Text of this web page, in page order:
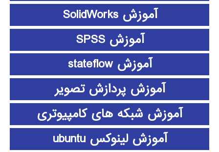
آموزش SolidWorks
آموزش SPSS
آموزش stateflow
آموزش پردازش تصویر
آموزش شبکه های کامپیوتری
آموزش لینوکس ubuntu